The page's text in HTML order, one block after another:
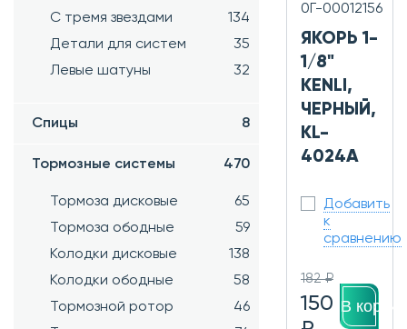
С тремя звездами
134
Детали для систем
35
Левые шатуны
32
Спицы 8
Тормозные системы 470
Тормоза дисковые
65
Тормоза ободные
59
Колодки дисковые
138
Колодки ободные
58
Тормозной ротор
46
0Г-00012156
ЯКОРЬ 1-
1/8"
KENLI,
ЧЕРНЫЙ,
KL-
4024A
Добавить
к
сравнению
182 ₽
150 В